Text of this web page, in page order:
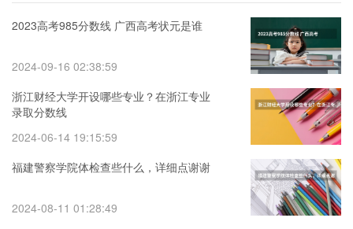
2023高考985分数线 广西高考状元是谁
2024-09-16 02:38:59
浙江财经大学开设哪些专业？在浙江专业
录取分数线
2024-06-14 19:15:59
福建警察学院体检查些什么，详细点谢谢
2024-08-11 01:28:49